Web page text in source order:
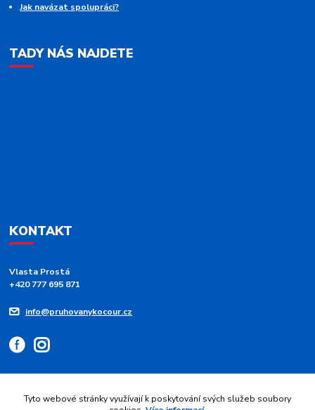
Jak navázat spolupráci?
TADY NÁS NAJDETE
KONTAKT
Vlasta Prostá
+420 777 695 871
info@pruhovanykocour.cz
Tyto webové stránky využívají k poskytování svých služeb soubory